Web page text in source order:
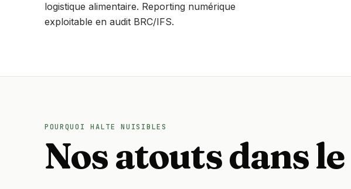
logistique alimentaire. Reporting numérique
exploitable en audit BRC/IFS.
POURQUOI HALTE NUISIBLES
Nos atouts dans